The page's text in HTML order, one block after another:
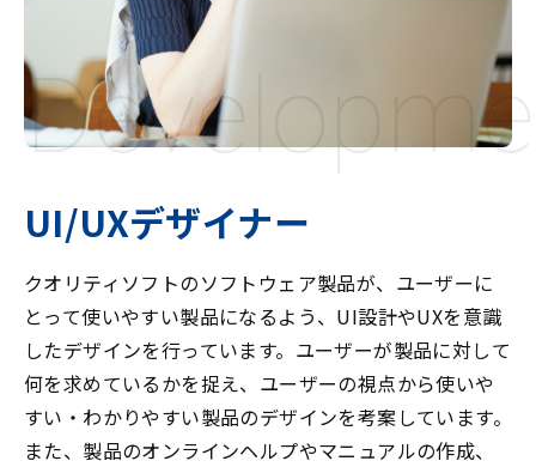
UI/UXデザイナー
クオリティソフトのソフトウェア製品が、ユーザーに
とって使いやすい製品になるよう、UI設計やUXを意識
したデザインを行っています。ユーザーが製品に対して
何を求めているかを捉え、ユーザーの視点から使いや
すい・わかりやすい製品のデザインを考案しています。
また、製品のオンラインヘルプやマニュアルの作成、